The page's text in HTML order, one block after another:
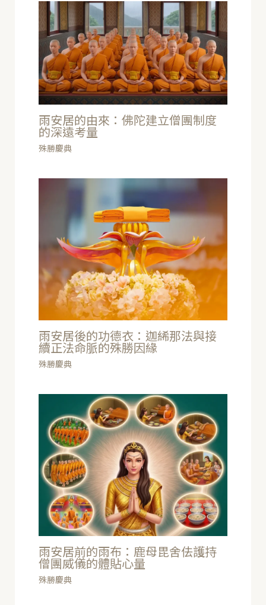
雨安居的由來：佛陀建立僧團制度
的深遠考量
殊勝慶典
雨安居後的功德衣：迦絺那法與接
續正法命脈的殊勝因緣
殊勝慶典
雨安居前的雨布：鹿母毘舍佉護持
僧團威儀的體貼心量
殊勝慶典